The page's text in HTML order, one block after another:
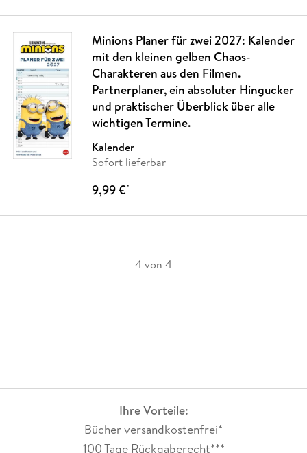
Minions Planer für zwei 2027: Kalender
mit den kleinen gelben Chaos-
Charakteren aus den Filmen.
Partnerplaner, ein absoluter Hingucker
und praktischer Überblick über alle
wichtigen Termine.
Kalender
Sofort lieferbar
9,99 €*
4 von 4
Ihre Vorteile:
Bücher versandkostenfrei*
100 Tage Rückgaberecht***